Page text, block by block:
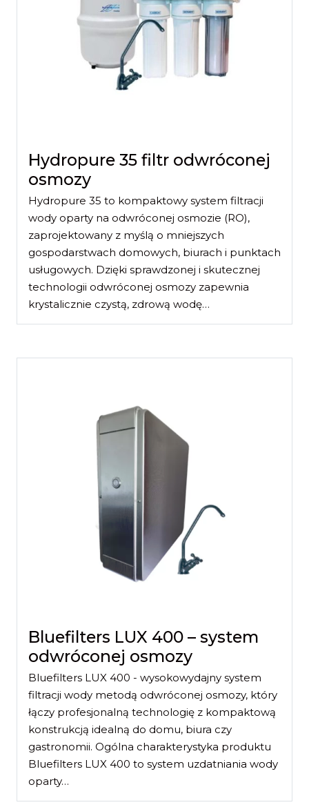
Hydropure 35 filtr odwróconej
osmozy
Hydropure 35 to kompaktowy system filtracji
wody oparty na odwróconej osmozie (RO),
zaprojektowany z myślą o mniejszych
gospodarstwach domowych, biurach i punktach
usługowych. Dzięki sprawdzonej i skutecznej
technologii odwróconej osmozy zapewnia
krystalicznie czystą, zdrową wodę…
Bluefilters LUX 400 – system
odwróconej osmozy
Bluefilters LUX 400 - wysokowydajny system
filtracji wody metodą odwróconej osmozy, który
łączy profesjonalną technologię z kompaktową
konstrukcją idealną do domu, biura czy
gastronomii. Ogólna charakterystyka produktu
Bluefilters LUX 400 to system uzdatniania wody
oparty…